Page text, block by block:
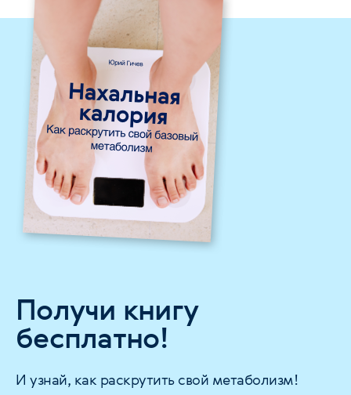
Получи книгу
бесплатно!
И узнай, как раскрутить свой метаболизм!